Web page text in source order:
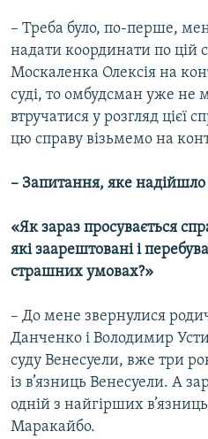
– Треба було, по-перше,
надати координати по цій
Москаленка Олексія на
суді, то омбудсман уже не
втручатися у розгляд цієї
цю справу візьмемо на
– Запитання, яке надійшло
«Як зараз просувається
які заарештовані і
страшних умовах?»
– До мене звернулися
Данченко і Володимир
суду Венесуели, вже три
із в’язниць Венесуели. А
одній з найгірших
Маракайбо.